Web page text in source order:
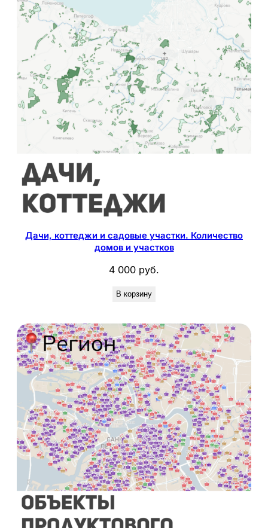
Дачи, коттеджи и садовые участки. Количество
домов и участков
4 000 руб.
В корзину